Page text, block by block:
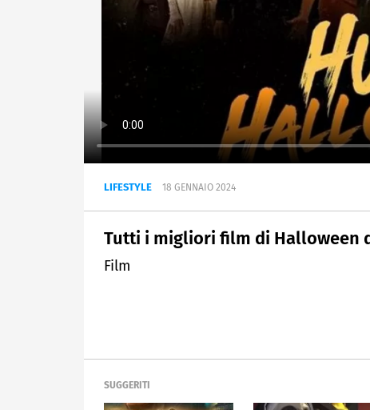
LIFESTYLE 18 GENNAIO 2024
Tutti i migliori film di Halloween
Film
SUGGERITI